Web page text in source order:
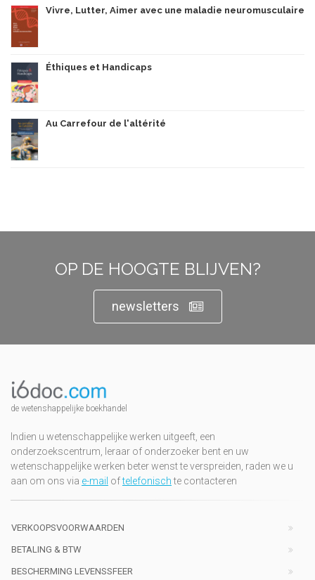
Vivre, Lutter, Aimer avec une maladie neuromusculaire
Éthiques et Handicaps
Au Carrefour de l'altérité
OP DE HOOGTE BLIJVEN?
newsletters
de wetenshappelijke boekhandel
Indien u wetenschappelijke werken uitgeeft, een
onderzoekscentrum, leraar of onderzoeker bent en uw
wetenschappelijke werken beter wenst te verspreiden, raden we u
aan om ons via e-mail oftelefonischte contacteren
VERKOOPSVOORWAARDEN
BETALING & BTW
BESCHERMING LEVENSSFEER